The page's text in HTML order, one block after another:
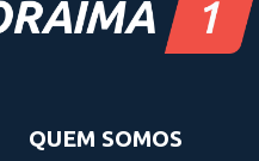
QUEM SOMOS